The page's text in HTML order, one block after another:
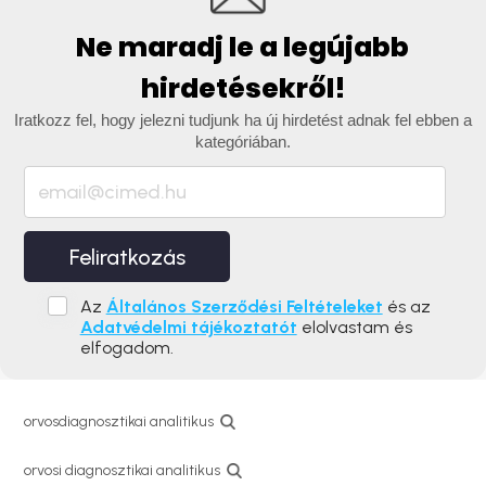
Ne maradj le a legújabb
hirdetésekről!
Iratkozz fel, hogy jelezni tudjunk ha új hirdetést adnak fel ebben a
kategóriában.
Feliratkozás
Az Általános Szerződési Feltételeket és az
Adatvédelmi tájékoztatót elolvastam és
elfogadom.
orvosdiagnosztikai analitikus
orvosi diagnosztikai analitikus